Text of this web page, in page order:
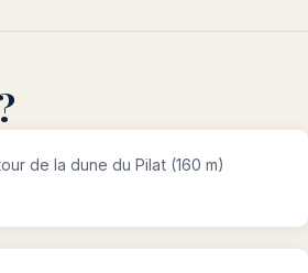
de la dune du Pilat (160 m)